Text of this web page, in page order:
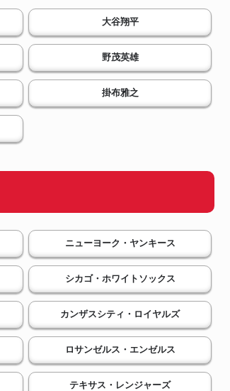
大谷翔平
野茂英雄
掛布雅之
ニューヨーク・ヤンキース
シカゴ・ホワイトソックス
カンザスシティ・ロイヤルズ
ロサンゼルス・エンゼルス
テキサス・レンジャーズ